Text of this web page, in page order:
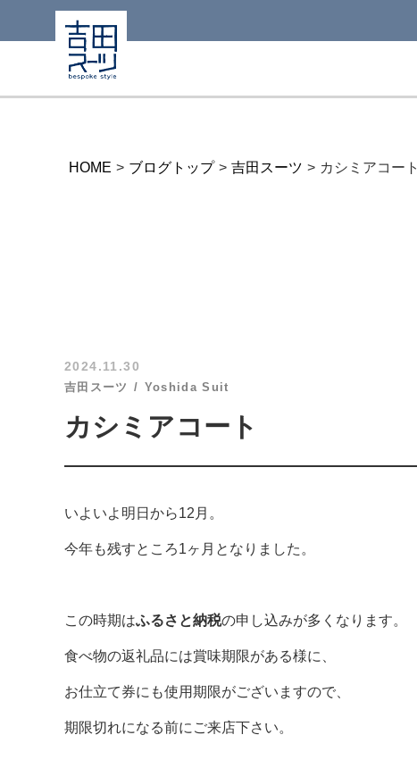
HOME > ブログトップ > 吉田スーツ > カシミアコート
2024.11.30
吉田スーツ Yoshida Suit
カシミアコート
いよいよ明日から12月。
今年も残すところ1ヶ月となりました。
この時期はふるさと納税の申し込みが多くなります。
食べ物の返礼品には賞味期限がある様に、
お仕立て券にも使用期限がございますので、
期限切れになる前にご来店下さい。